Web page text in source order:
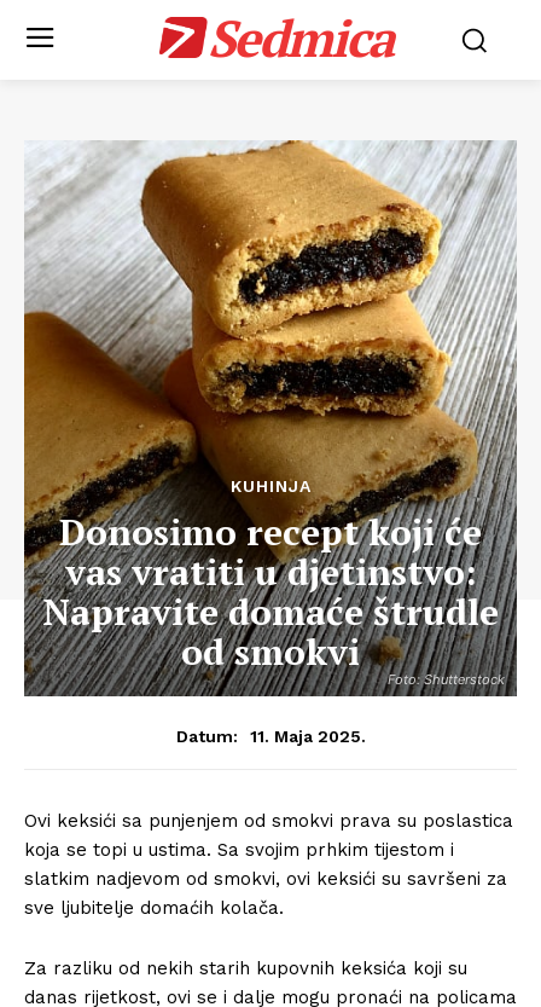
Sedmica
Foto: Shutterstock
KUHINJA
Donosimo recept koji će
vas vratiti u djetinstvo:
Napravite domaće štrudle
od smokvi
Datum: 11. Maja 2025.
Ovi keksići sa punjenjem od smokvi prava su poslastica
koja se topi u ustima. Sa svojim prhkim tijestom i
slatkim nadjevom od smokvi, ovi keksići su savršeni za
sve ljubitelje domaćih kolača.
Za razliku od nekih starih kupovnih keksića koji su
danas rijetkost, ovi se i dalje mogu pronaći na policama